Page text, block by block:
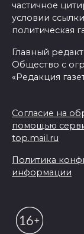
частичное
условии
политическая
Главный
Общество с
«Редакция
Согласие на
помощью
top.mail.ru
Политика
информации